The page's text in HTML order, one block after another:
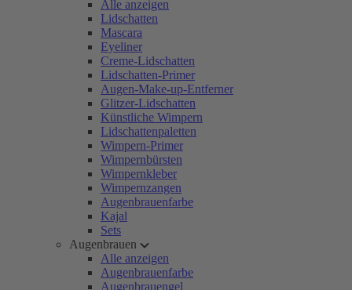
Alle anzeigen
Lidschatten
Mascara
Eyeliner
Creme-Lidschatten
Lidschatten-Primer
Augen-Make-up-Entferner
Glitzer-Lidschatten
Künstliche Wimpern
Lidschattenpaletten
Wimpern-Primer
Wimpernbürsten
Wimpernkleber
Wimpernzangen
Augenbrauenfarbe
Kajal
Sets
Augenbrauen
Alle anzeigen
Augenbrauenfarbe
Augenbrauengel